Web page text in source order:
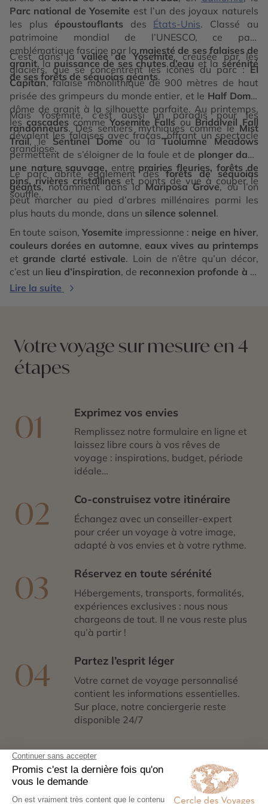
Parc national de Yosemite est l’un des joyaux naturels
les plus époustouflants des États-Unis. Classé au
patrimoine mondial de l’UNESCO, ce parc
emblématique fascine par la majesté de ses falaises de
granit, la puissance de ses chutes d’eauet la sérénité
de ses forêts de séquoias géants.
C’est dans lavallée de Yosemite, creusée par les
glaciers, que se concentrent les icônes du parc :El
Capitan, falaise monolithique de 900 mètres de haut
prisée des grimpeurs du monde entier, et le Half Dome,
dôme de granit à la silhouette parfaite. Au printemps,
lescascadescommeYosemite FallsouBridalveil Fall
dévalent les falaises avec fracas, offrant un spectacle
grandiose.
Mais Yosemite, c’est aussi un paradis pour les
randonneurs. Des sentiers mythiques comme le Mist
Trail, le Sentinel Domeou laTuolumne Meadows
permettent de s’éloigner de la foule et de plonger dans
une nature sauvage, entre prairies fleuries, forêts de
pins, rivières cristallineset points de vue à couper le
souffle.
Le parc abrite également desforêts de séquoias
géants, notamment dans laMariposa Grove, où l’on
peut marcher au pied d’arbres millénaires parmi les
plus hauts du monde, dans un silence solennel.
En toute saison, Yosemite impressionne : neige en hiver,
couleurs dorées en automne, eaux vives au printemps
et grande clarté estivale. Loin de n’être qu’un décor,
c’est un lieu d’inspiration, de reconnexion profonde à la
nature , et un
Lire la suite
Votre voyage sur mesure en 4
étapes
01 Exprimez vos envies
Remplissez notre formulaire en ligne et
laissez libre cours à vos rêves de
voyage : inspirations, budget, période
idéale…
02 Co-construisez votre itinéraire
Échangez avec un conseiller-expert
pour créer un voyage à votre image,
adapté à vos envies et à votre rythme.
03 Réservez en toute sérénité
Hébergements, transports, formalités,
expériences exclusives : nous nous
chargeons de tout. Il ne vous reste plus
qu’à partir !
04 Partez l’esprit léger
Votre carnet de voyage personnalisé
contient les informations essentielles.
Sur place, notre conciergerie reste
disponible 24/7
Demander un devis